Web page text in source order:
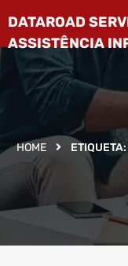
HOME ETIQUETA: